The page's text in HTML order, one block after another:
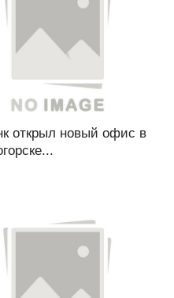
открыл новый офис в